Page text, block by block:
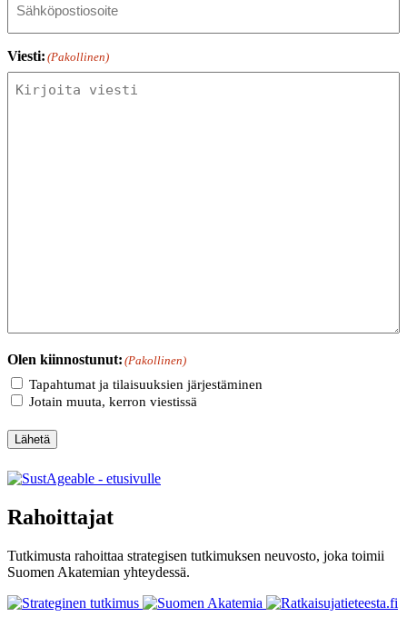
Viesti: (Pakollinen)
Olen kiinnostunut: (Pakollinen)
Tapahtumat ja tilaisuuksien järjestäminen
Jotain muuta, kerron viestissä
Lähetä
Rahoittajat
Tutkimusta rahoittaa strategisen tutkimuksen neuvosto, joka toimii
Suomen Akatemian yhteydessä.